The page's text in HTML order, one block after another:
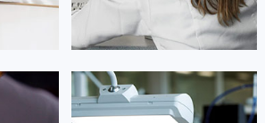
达芙妮·克劳迪娅
资深理查德米勒技师